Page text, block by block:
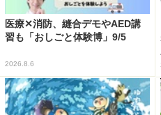
医療✕消防、縫合デモやAED講
習も「おしごと体験博」9/5
2026.8.6